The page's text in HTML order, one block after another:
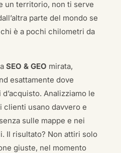
un territorio, non ti serve
parte del mondo se
è a pochi chilometri da
SEO & GEO mirata,
esattamente dove
Analizziamo le
clienti usano davvero e
sulle mappe e nei
Il risultato? Non attiri solo
giuste, nel momento